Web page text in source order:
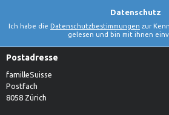
Datenschutz
Ich habe die Datenschutzbestimmungen zur
gelesen und bin mit ihnen
Postadresse
familleSuisse
Postfach
8058 Zürich